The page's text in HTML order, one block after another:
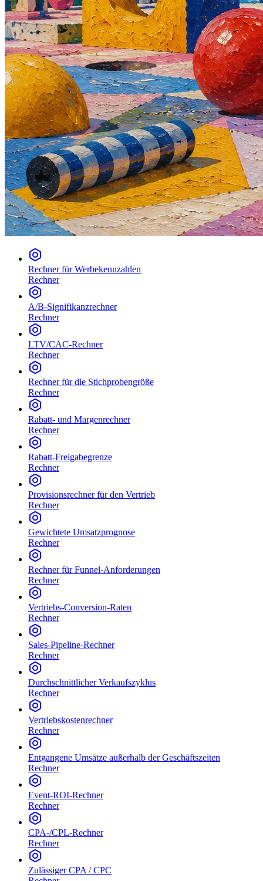
Rechner für Werbekennzahlen
Rechner
A/B-Signifikanzrechner
Rechner
LTV/CAC-Rechner
Rechner
Rechner für die Stichprobengröße
Rechner
Rabatt- und Margenrechner
Rechner
Rabatt-Freigabegrenze
Rechner
Provisionsrechner für den Vertrieb
Rechner
Gewichtete Umsatzprognose
Rechner
Rechner für Funnel-Anforderungen
Rechner
Vertriebs-Conversion-Raten
Rechner
Sales-Pipeline-Rechner
Rechner
Durchschnittlicher Verkaufszyklus
Rechner
Vertriebskostenrechner
Rechner
Entgangene Umsätze außerhalb der Geschäftszeiten
Rechner
Event-ROI-Rechner
Rechner
CPA-/CPL-Rechner
Rechner
Zulässiger CPA / CPC